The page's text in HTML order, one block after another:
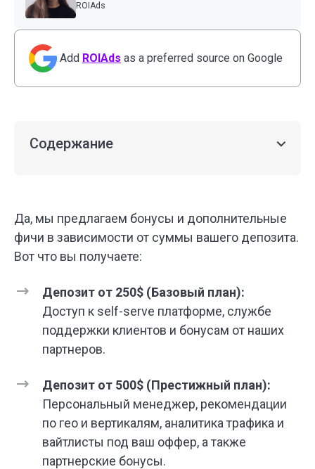
ROIAds
Add ROIAds as a preferred source on Google
Содержание
Да, мы предлагаем бонусы и дополнительные
фичи в зависимости от суммы вашего депозита.
Вот что вы получаете:
Депозит от 250$ (Базовый план):
Доступ к self-serve платформе, службе
поддержки клиентов и бонусам от наших
партнеров.
Депозит от 500$ (Престижный план):
Персональный менеджер, рекомендации
по гео и вертикалям, аналитика трафика и
вайтлисты под ваш оффер, а также
партнерские бонусы.